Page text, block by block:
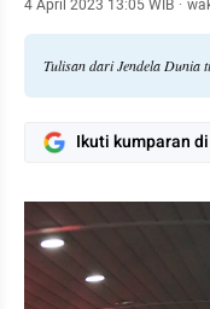
4 April 2023 13:05 WIB ·
Tulisan dari Jendela Dunia
Ikuti kumparan